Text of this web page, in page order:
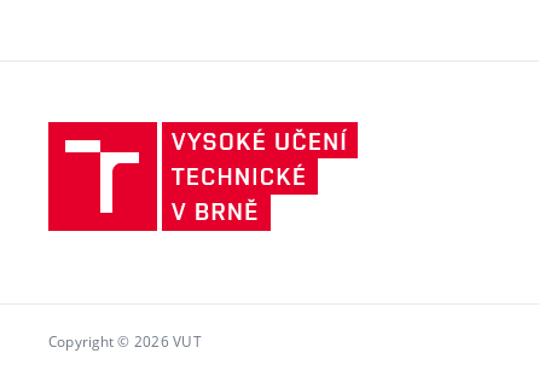
učení
Copyright © 2026 VUT